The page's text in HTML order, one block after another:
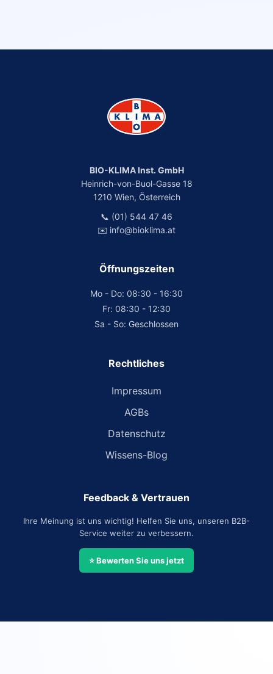
BIO-KLIMA Inst. GmbH
Heinrich-von-Buol-Gasse 18
1210 Wien, Österreich
📞 (01) 544 47 46
✉️ info@bioklima.at
Öffnungszeiten
Mo - Do: 08:30 - 16:30
Fr: 08:30 - 12:30
Sa - So: Geschlossen
Rechtliches
Impressum
AGBs
Datenschutz
Wissens-Blog
Feedback & Vertrauen
Ihre Meinung ist uns wichtig! Helfen Sie uns, unseren B2B-
Service weiter zu verbessern.
⭐ Bewerten Sie uns jetzt